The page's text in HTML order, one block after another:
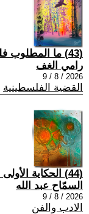
(43) ما المطلوب فلسطينيًا للرد على نتنياهو؟
رامي الغف
2026 / 8 / 9
القضية الفلسطينية
(44) الحكاية الأولى من سيرتي الذاتية، 25
السمّاح عبد الله
2026 / 8 / 9
الادب والفن